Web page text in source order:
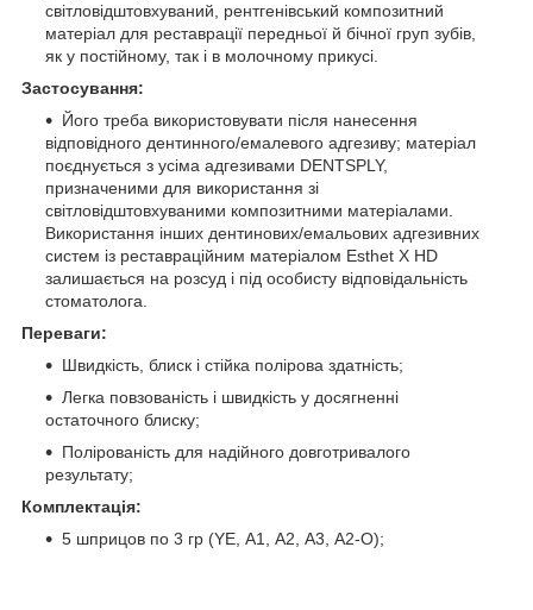
світловідштовхуваний, рентгенівський композитний
матеріал для реставрації передньої й бічної груп зубів,
як у постійному, так і в молочному прикусі.
Застосування:
Його треба використовувати після нанесення
відповідного дентинного/емалевого адгезиву; матеріал
поєднується з усіма адгезивами DENTSPLY,
призначеними для використання зі
світловідштовхуваними композитними матеріалами.
Використання інших дентинових/емальових адгезивних
систем із реставраційним матеріалом Esthet X HD
залишається на розсуд і під особисту відповідальність
стоматолога.
Переваги:
Швидкість, блиск і стійка полірова здатність;
Легка повзованість і швидкість у досягненні
остаточного блиску;
Полірованість для надійного довготривалого
результату;
Комплектація:
5 шприцов по 3 гр (YE, А1, А2, А3, А2-О);